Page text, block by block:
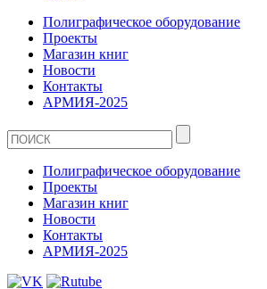
Полиграфическое оборудование
Проекты
Магазин книг
Новости
Контакты
АРМИЯ-2025
Полиграфическое оборудование
Проекты
Магазин книг
Новости
Контакты
АРМИЯ-2025